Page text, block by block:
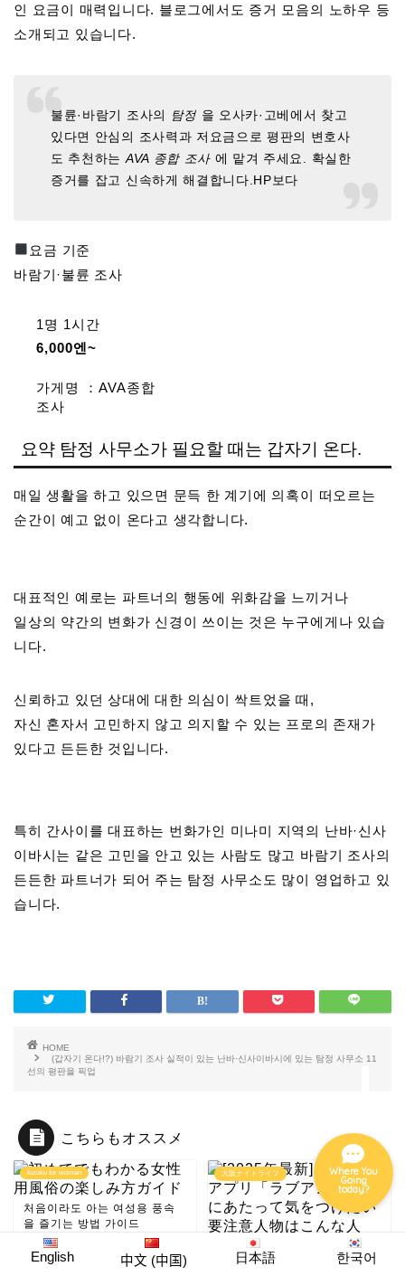
인 요금이 매력입니다. 블로그에서도 증거 모음의 노하우 등
소개되고 있습니다.
불륜·바람기 조사의 탐정 을 오사카·고베에서 찾고
있다면 안심의 조사력과 저요금으로 평판의 변호사
도 추천하는 AVA 종합 조사에 맡겨 주세요. 확실한
증거를 잡고 신속하게 해결합니다.HP보다
요금 기준
바람기·불륜 조사
1명 1시간
6,000엔~
가게명 ：AVA종합
조사
요약 탐정 사무소가 필요할 때는 갑자기 온다.
매일 생활을 하고 있으면 문득 한 계기에 의혹이 떠오르는
순간이 예고 없이 온다고 생각합니다.
대표적인 예로는 파트너의 행동에 위화감을 느끼거나
일상의 약간의 변화가 신경이 쓰이는 것은 누구에게나 있습
니다.
신뢰하고 있던 상대에 대한 의심이 싹트었을 때,
자신 혼자서 고민하지 않고 의지할 수 있는 프로의 존재가
있다고 든든한 것입니다.
특히 간사이를 대표하는 번화가인 미나미 지역의 난바·신사
이바시는 같은 고민을 안고 있는 사람도 많고 바람기 조사의
든든한 파트너가 되어 주는 탐정 사무소도 많이 영업하고 있
습니다.
HOME
(갑자기 온다!?) 바람기 조사 실적이 있는 난바·신사이바시에 있는 탐정 사무소 11
선의 평판을 픽업
こちらもオススメ
fuzoku for women
처음이라도 아는 여성용 풍속
을 즐기는 방법 가이드
大阪ナイトライフ
[2025년 최신] 매칭 앱 '러브안'
사용에 있어서 조심하고 싶은
English 中文 (中国) 日本語 한국어
Where You
Going
today?
호텔